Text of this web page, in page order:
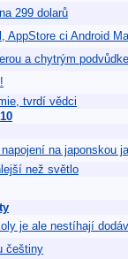
299 dolarů
AppStore ci Android
a chytrým
tvrdí vědci
na japonskou
než světlo
je ale nestíhají
češtiny